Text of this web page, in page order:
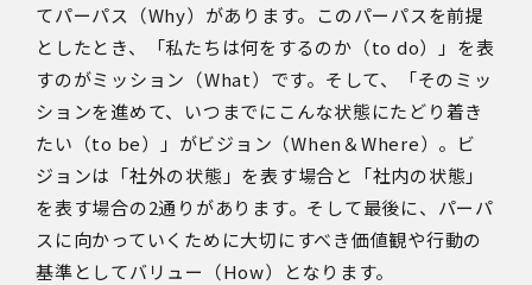
てパーパス（Why）があります。このパーパスを前提
としたとき、「私たちは何をするのか（to do）」を表
すのがミッション（What）です。そして、「そのミッ
ションを進めて、いつまでにこんな状態にたどり着き
たい（to be）」がビジョン（When＆Where）。ビ
ジョンは「社外の状態」を表す場合と「社内の状態」
を表す場合の2通りがあります。そして最後に、パーパ
スに向かっていくために大切にすべき価値観や行動の
基準としてバリュー（How）となります。